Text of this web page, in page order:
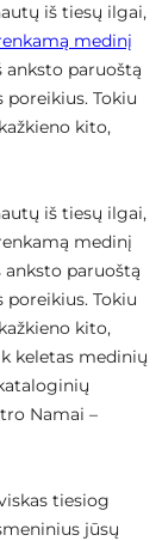
iš tiesų ilgai,
medinį
anksto paruoštą
Tokiu
kito,
iš tiesų ilgai,
medinį
paruoštą
Tokiu
kito,
keletas medinių
Namai –
tiesiog
jūsų